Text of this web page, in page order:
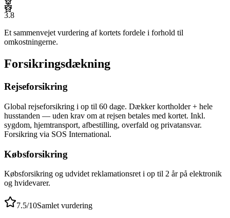
3.8
Et sammenvejet vurdering af kortets fordele i forhold til
omkostningerne.
Forsikringsdækning
Rejseforsikring
Global rejseforsikring i op til 60 dage. Dækker kortholder + hele
husstanden — uden krav om at rejsen betales med kortet. Inkl.
sygdom, hjemtransport, afbestilling, overfald og privatansvar.
Forsikring via SOS International.
Købsforsikring
Købsforsikring og udvidet reklamationsret i op til 2 år på elektronik
og hvidevarer.
7.5/10Samlet vurdering